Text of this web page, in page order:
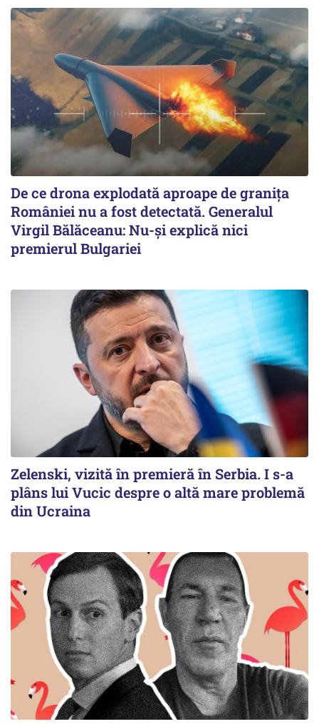
De ce drona explodată aproape de granița
României nu a fost detectată. Generalul
Virgil Bălăceanu: Nu-și explică nici
premierul Bulgariei
Zelenski, vizită în premieră în Serbia. I s-a
plâns lui Vucic despre o altă mare problemă
din Ucraina